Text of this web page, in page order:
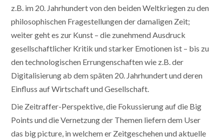
z.B. im 20. Jahrhundert von den beiden Weltkriegen zu den
philosophischen Fragestellungen der damaligen Zeit;
weiter geht es zur Kunst – die zunehmend Ausdruck
gesellschaftlicher Kritik und starker Emotionen ist – bis zu
den technologischen Errungenschaften wie z.B. der
Digitalisierung ab dem späten 20. Jahrhundert und deren
Einfluss auf Wirtschaft und Gesellschaft.
Die Zeitraffer-Perspektive, die Fokussierung auf die Big
Points und die Vernetzung der Themen liefern dem User
das big picture, in welchem er Zeitgeschehen und aktuelle